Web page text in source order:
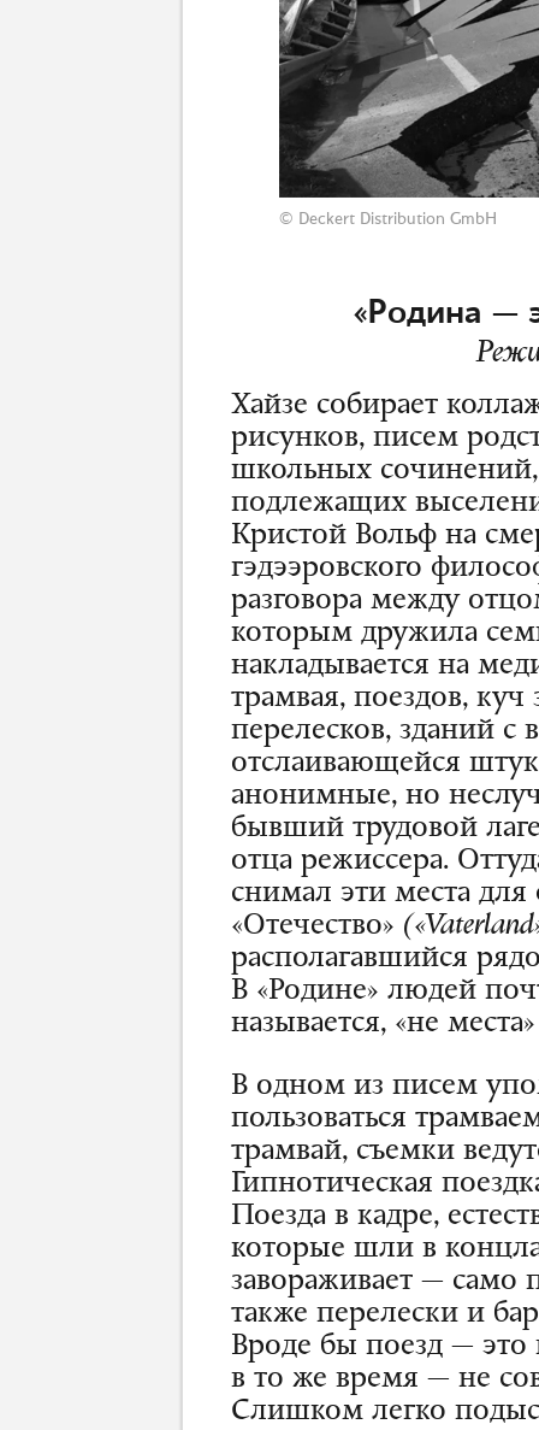
© Deckert Distribution GmbH
«Родина —
Хайзе собирает
рисунков, писем
школьных сочинений,
подлежащих
Кристой Вольф на
гэдээровского
разговора между
которым дружила
накладывается на
трамвая, поездов, куч
перелесков, зданий
отслаивающейся
анонимные, но
бывший трудовой
отца режиссера.
снимал эти места
«Отечество»
располагавшийся
В «Родине» людей
называется, «не
В одном из писем
пользоваться
трамвай, съемки
Гипнотическая
Поезда в кадре,
которые шли в
завораживает — само
также перелески и
Вроде бы поезд — это
в то же время — не
Слишком легко